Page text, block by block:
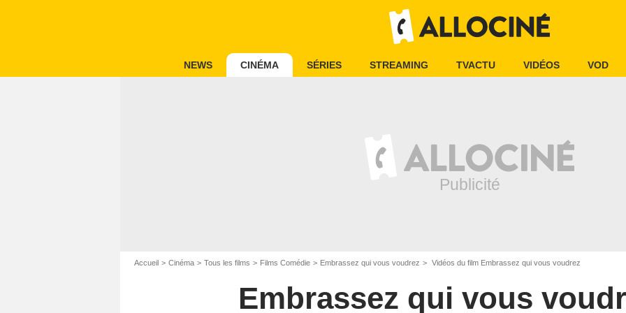
NEWS CINÉMA SÉRIES STREAMING TVACTU VIDÉOS VOD
Accueil Cinéma Tous les films Films Comédie Embrassez qui vous voudrez Vidéos du film Embrassez qui vous voudrez
Embrassez qui vous